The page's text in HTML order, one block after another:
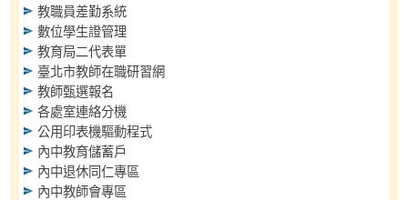
教職員差勤系統
數位學生證管理
教育局二代表單
臺北市教師在職研習網
教師甄選報名
各處室連絡分機
公用印表機驅動程式
內中教育儲蓄戶
內中退休同仁專區
內中教師會專區